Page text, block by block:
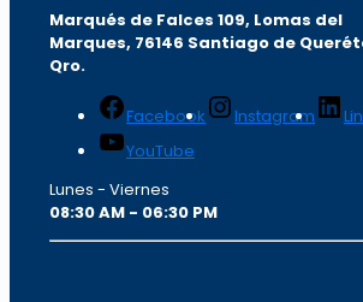
Marqués de Falces 109, Lomas del
Marques, 76146 Santiago de
Qro.
Facebook Instagram
YouTube
Lunes - Viernes
08:30 AM - 06:30 PM